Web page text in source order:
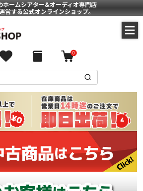
ホームシアター&オーディオ専門店
営する公式オンラインショップ。
0